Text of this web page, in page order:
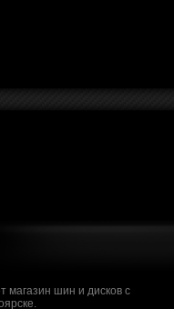
магазин шин и дисков с